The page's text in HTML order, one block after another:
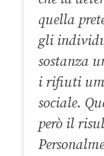
quella
gli
sostanza
i rifiuti
sociale.
però il